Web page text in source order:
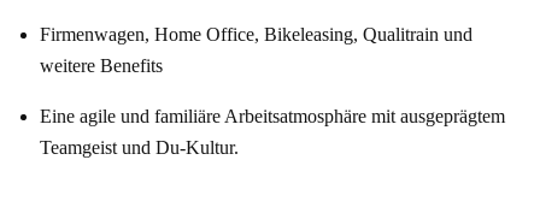
Firmenwagen, Home Office, Bikeleasing, Qualitrain und
weitere Benefits
Eine agile und familiäre Arbeitsatmosphäre mit ausgeprägtem
Teamgeist und Du-Kultur.